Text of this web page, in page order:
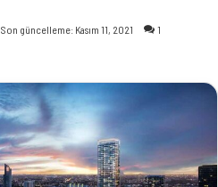
Son güncelleme: Kasım 11, 2021 1